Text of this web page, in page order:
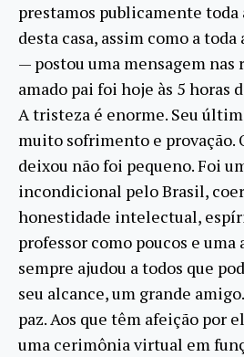
prestamos publicamente toda
desta casa, assim como a
— postou uma mensagem nas
amado pai foi hoje às 5 horas
A tristeza é enorme. Seu
muito sofrimento e provação.
deixou não foi pequeno. Foi
incondicional pelo Brasil,
honestidade intelectual,
professor como poucos e uma
sempre ajudou a todos que
seu alcance, um grande
paz. Aos que têm afeição por
uma cerimônia virtual em